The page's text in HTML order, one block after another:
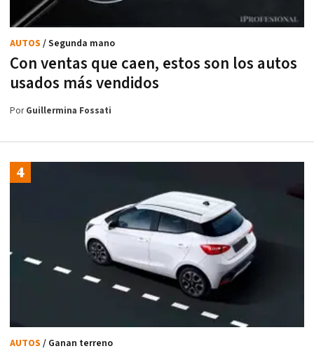
Con ventas que caen, estos son los autos
usados más vendidos
AUTOS / Segunda mano
PorGuillermina Fossati
AUTOS / Ganan terreno